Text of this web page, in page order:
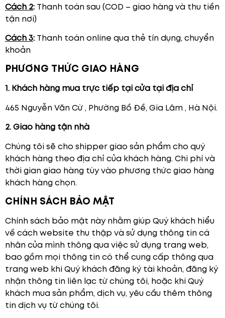
Cách 2: Thanh toán sau (COD – giao hàng và thu tiền
tận nơi)
Cách 3: Thanh toán online qua thẻ tín dụng, chuyển
khoản
PHƯƠNG THỨC GIAO HÀNG
1. Khách hàng mua trực tiếp tại cửa tại địa chỉ
465 Nguyễn Văn Cừ , Phường Bồ Đề, Gia Lâm , Hà Nội.
2. Giao hàng tận nhà
Chúng tôi sẽ cho shipper giao sản phẩm cho quý
khách hàng theo địa chỉ của khách hàng. Chi phí và
thời gian giao hàng tùy vào phương thức giao hàng
khách hàng chọn.
CHÍNH SÁCH BẢO MẬT
Chính sách bảo mật này nhằm giúp Quý khách hiểu
về cách website thu thập và sử dụng thông tin cá
nhân của mình thông qua việc sử dụng trang web,
bao gồm mọi thông tin có thể cung cấp thông qua
trang web khi Quý khách đăng ký tài khoản, đăng ký
nhận thông tin liên lạc từ chúng tôi, hoặc khi Quý
khách mua sản phẩm, dịch vụ, yêu cầu thêm thông
tin dịch vụ từ chúng tôi.